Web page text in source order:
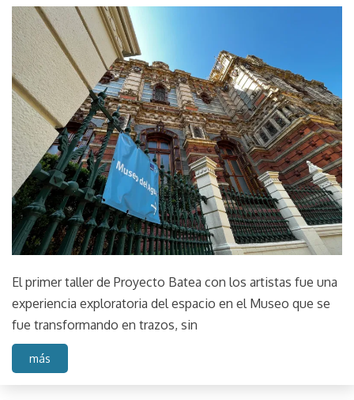
Agua
Taller
February
11,
2023
parselis
El primer taller de Proyecto Batea con los artistas fue una
experiencia exploratoria del espacio en el Museo que se
fue transformando en trazos, sin
más